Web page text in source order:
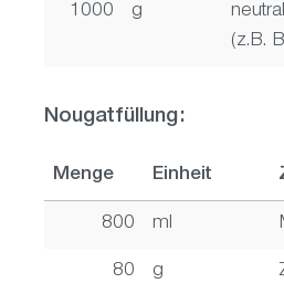
1000 g
(z.B.
Nougatfüllung:
Menge Einheit
800 ml
80 g